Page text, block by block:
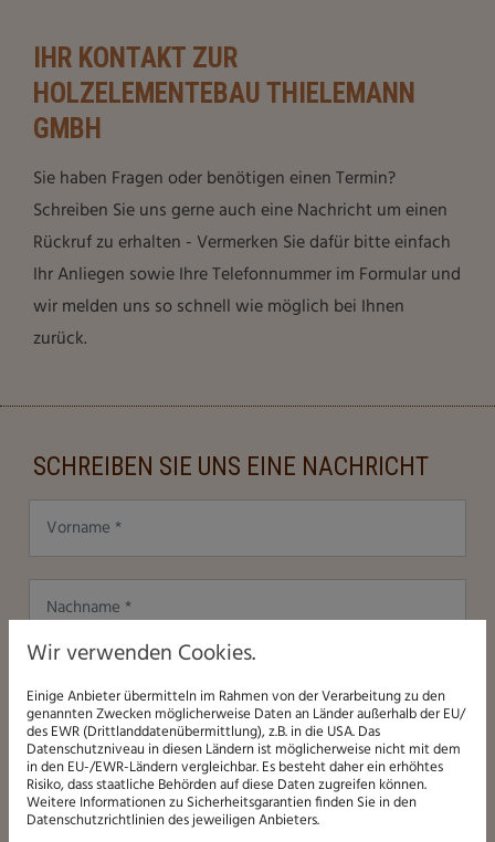
IHR KONTAKT ZUR
HOLZELEMENTEBAU THIELEMANN
GMBH
Sie haben Fragen oder benötigen einen Termin?
Schreiben Sie uns gerne auch eine Nachricht um einen
Rückruf zu erhalten - Vermerken Sie dafür bitte einfach
Ihr Anliegen sowie Ihre Telefonnummer im Formular und
wir melden uns so schnell wie möglich bei Ihnen
zurück.
SCHREIBEN SIE UNS EINE NACHRICHT
Wir verwenden Cookies.
Einige Anbieter übermitteln im Rahmen von der Verarbeitung zu den
genannten Zwecken möglicherweise Daten an Länder außerhalb der EU/
des EWR (Drittlanddatenübermittlung), z.B. in die USA. Das
Datenschutzniveau in diesen Ländern ist möglicherweise nicht mit dem
in den EU-/EWR-Ländern vergleichbar. Es besteht daher ein erhöhtes
Risiko, dass staatliche Behörden auf diese Daten zugreifen können.
Weitere Informationen zu Sicherheitsgarantien finden Sie in den
Datenschutzrichtlinien des jeweiligen Anbieters.